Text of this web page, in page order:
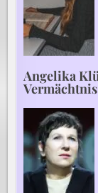
Angelika